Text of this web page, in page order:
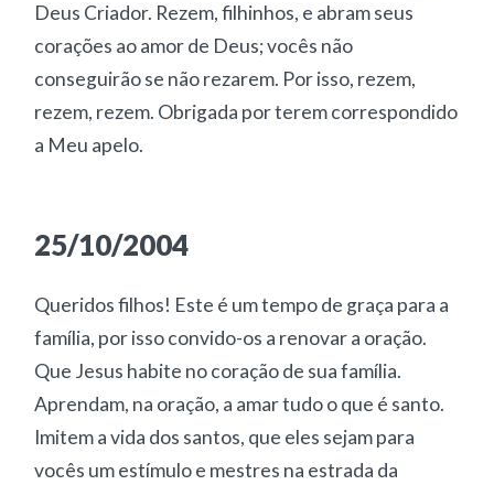
Deus Criador. Rezem, filhinhos, e abram seus
corações ao amor de Deus; vocês não
conseguirão se não rezarem. Por isso, rezem,
rezem, rezem. Obrigada por terem correspondido
a Meu apelo.
25/10/2004
Queridos filhos! Este é um tempo de graça para a
família, por isso convido-os a renovar a oração.
Que Jesus habite no coração de sua família.
Aprendam, na oração, a amar tudo o que é santo.
Imitem a vida dos santos, que eles sejam para
vocês um estímulo e mestres na estrada da